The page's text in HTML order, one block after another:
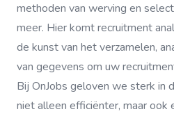
methoden van werving en
meer. Hier komt recruitment
de kunst van het verzamelen,
van gegevens om uw
Bij OnJobs geloven we sterk in
niet alleen efficiënter, maar